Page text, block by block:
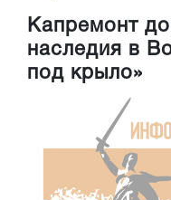
Капремонт
наследия в
под крыло»